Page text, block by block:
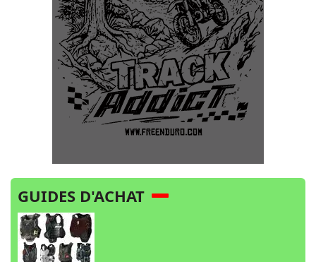
GUIDES D'ACHAT